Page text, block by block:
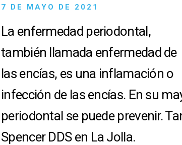
7 DE MAYO DE 2021
La enfermedad periodontal,
también llamada enfermedad de
las encías, es una inflamación o
infección de las encías. En su
periodontal se puede prevenir.
Spencer DDS en La Jolla.